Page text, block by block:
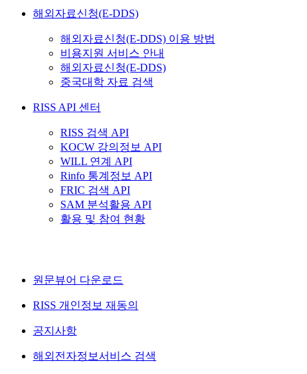
해외자료신청(E-DDS)
해외자료신청(E-DDS) 이용 방법
비용지원 서비스 안내
해외자료신청(E-DDS)
중국대학 자료 검색
RISS API 센터
RISS 검색 API
KOCW 강의정보 API
WILL 연계 API
Rinfo 통계정보 API
FRIC 검색 API
SAM 분석활용 API
활용 및 참여 현황
원문뷰어 다운로드
RISS 개인정보 재동의
공지사항
해외전자정보서비스 검색